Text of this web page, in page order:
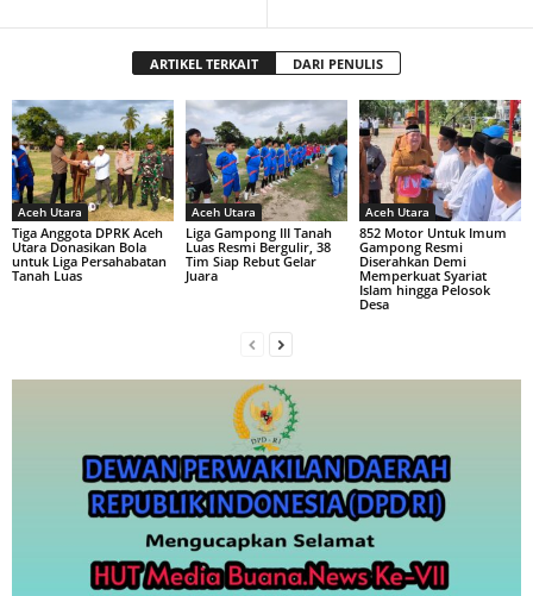
ARTIKEL TERKAIT DARI PENULIS
Aceh Utara
Tiga Anggota DPRK Aceh
Utara Donasikan Bola
untuk Liga Persahabatan
Tanah Luas
Aceh Utara
Liga Gampong III Tanah
Luas Resmi Bergulir, 38
Tim Siap Rebut Gelar
Juara
Aceh Utara
852 Motor Untuk Imum
Gampong Resmi
Diserahkan Demi
Memperkuat Syariat
Islam hingga Pelosok
Desa